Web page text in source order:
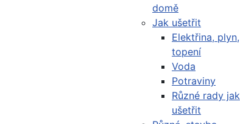
domě
Jak ušetřit
Elektřina, plyn,
topení
Voda
Potraviny
Různé rady jak
ušetřit